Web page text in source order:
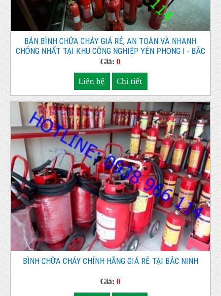
BÁN BÌNH CHỮA CHÁY GIÁ RẺ, AN TOÀN VÀ NHANH
CHÓNG NHẤT TẠI KHU CÔNG NGHIỆP YÊN PHONG I - BẮC
NINH
Giá:0
Liên hệ Chi tiết
BÌNH CHỮA CHÁY CHÍNH HÃNG GIÁ RẺ TẠI BẮC NINH
Giá:0